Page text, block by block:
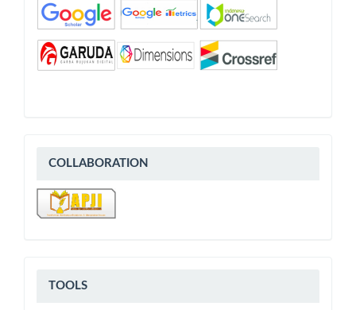
COLLABORATION
COLLABORATION
Tools
TOOLS